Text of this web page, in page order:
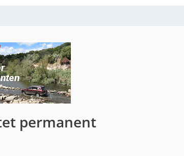
permanent